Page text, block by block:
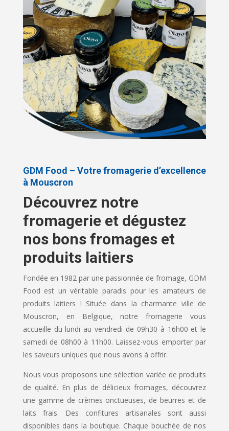
GDM Food – Votre fromagerie d’excellence
à Mouscron
Découvrez notre
fromagerie et dégustez
nos bons fromages et
produits laitiers
Fondée en 1982 par une passionnée de fromage, GDM
Food est un véritable paradis pour les amateurs de
produits laitiers ! Située dans la charmante ville de
Mouscron, en Belgique, notre fromagerie vous
accueille du lundi au vendredi de 09h30 à 16h00 et le
samedi de 08h00 à 11h00. Laissez-vous emporter par
les saveurs uniques que nous avons à offrir.
Nous vous proposons une sélection variée de produits
de qualité. En plus de délicieux fromages, découvrez
une gamme de crèmes onctueuses, de beurres et de
laits frais. Des confitures artisanales sont aussi
disponibles dans la boutique. Chaque bouchée de nos